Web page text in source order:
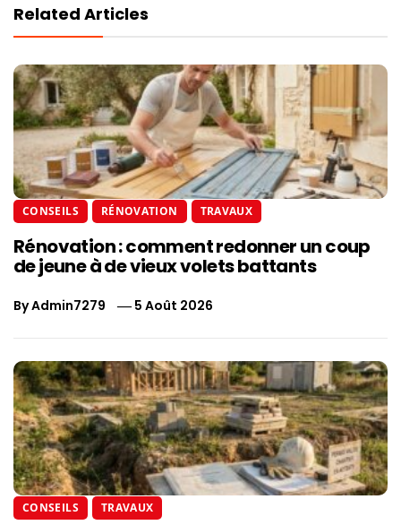
Related Articles
CONSEILS RÉNOVATION TRAVAUX
Rénovation : comment redonner un coup
de jeune à de vieux volets battants
ByAdmin7279 5 Août 2026
CONSEILS TRAVAUX